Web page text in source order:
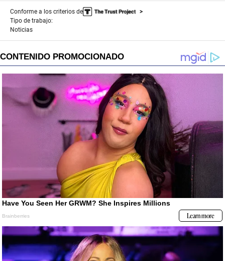
Conforme a los criterios de
Tipo de trabajo:
Noticias